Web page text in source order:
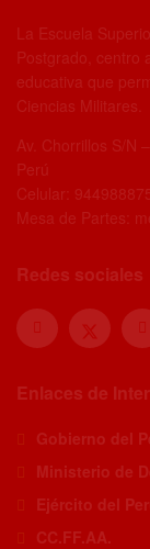
La Escuela
Postgrado, centro
educativa que
Ciencias Militares.
Av. Chorrillos S/N
Perú
Celular:
Mesa de Partes:
Redes sociales
Enlaces de
Gobierno del
Ministerio de
Ejército del
CC.FF.AA.